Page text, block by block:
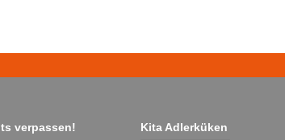
verpassen! Kita Adlerküken